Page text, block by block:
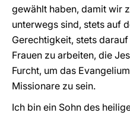
gewählt haben, damit wir
unterwegs sind, stets auf
Gerechtigkeit, stets
Frauen zu arbeiten, die
Furcht, um das
Missionare zu sein.
Ich bin ein Sohn des